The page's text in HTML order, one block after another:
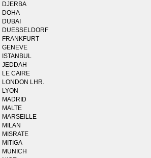
DJERBA
DOHA
DUBAI
DUESSELDORF
FRANKFURT
GENEVE
ISTANBUL
JEDDAH
LE CAIRE
LONDON LHR.
LYON
MADRID
MALTE
MARSEILLE
MILAN
MISRATE
MITIGA
MUNICH